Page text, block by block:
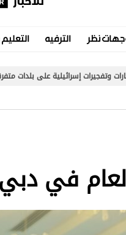
نظر الترفيه
بلدات متفرقة في جنوب لبنان
في